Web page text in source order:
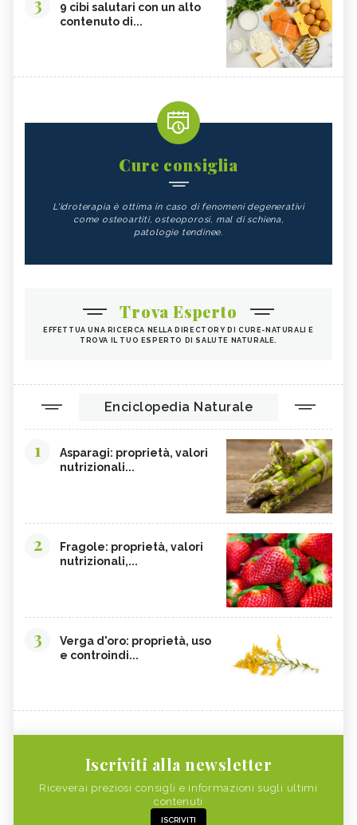
9 cibi salutari con un alto
contenuto di...
Cure consiglia
L'idroterapia è ottima in caso di fenomeni degenerativi
come osteoartiti, osteoporosi, mal di schiena,
patologie tendinee.
Trova Esperto
EFFETTUA UNA RICERCA NELLA DIRECTORY DI CURE-NATURALI E
TROVA IL TUO ESPERTO DI SALUTE NATURALE.
Enciclopedia Naturale
1
Asparagi: proprietà, valori
nutrizionali...
2
Fragole: proprietà, valori
nutrizionali,...
3
Verga d'oro: proprietà, uso
e controindi...
Iscriviti alla newsletter
Riceverai preziosi consigli e informazioni sugli ultimi
contenuti
ISCRIVITI